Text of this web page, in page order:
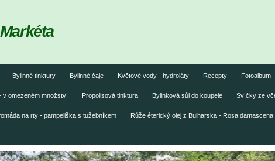
Bylinné tinktury Bylinné čaje Květové vody - hydroláty Recepty Fotoalbum
v omezeném množství Propolisová tinktura Bylinková sůl do koupele Svíčky ze
na rty - pampeliška s tužebníkem Růže éterický olej z Bulharska - Rosa damascena